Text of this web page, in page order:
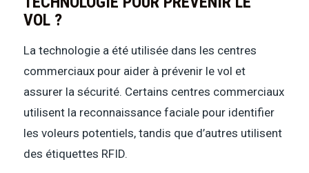
VOL ?
La technologie a été utilisée dans les centres
commerciaux pour aider à prévenir le vol et
assurer la sécurité. Certains centres commerciaux
utilisent la reconnaissance faciale pour identifier
les voleurs potentiels, tandis que d’autres utilisent
des étiquettes RFID.